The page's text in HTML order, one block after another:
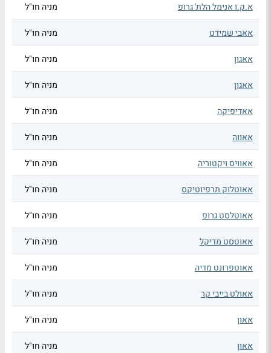
א.ק.ו אנימל הלת' גרופ מניה חו"ל
אאבי שמידט מניה חו"ל
אאגון מניה חו"ל
אאגון מניה חו"ל
אאדיפיקה מניה חו"ל
אאווה מניה חו"ל
אאוויס ויקטוריה מניה חו"ל
אאוטלוק תרפיוטיקס מניה חו"ל
אאוטלסט גרופ מניה חו"ל
אאוטסט מדיקל מניה חו"ל
אאוטפרונט מדיה מניה חו"ל
אאולט בייבי קר מניה חו"ל
אאון מניה חו"ל
אאון מניה חו"ל